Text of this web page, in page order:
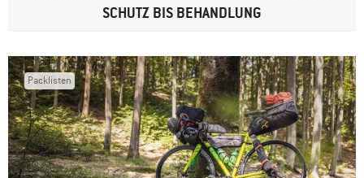
Das Shopsystem mag zwar wahnsinnig schnell sein, aber es ist
dadurch weder besonders ökologisch noch ökonomisch sinnvoll.
Es wäre besser man könnte zumindest in einem kurzen
Zeitfenster noch Artikel zu seiner Bestellung hinzufügen, dadurch
könnte Verpackung und Transportkapazität sowie Versandkosten
gespart werden! Und das Problem des nachträglichen
SCHUTZ BIS BEHANDLUNG
Packlisten